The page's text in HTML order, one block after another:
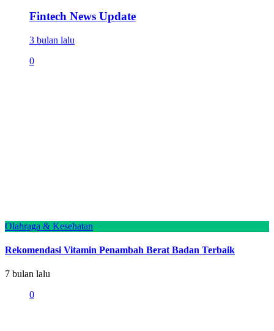
Fintech News Update
3 bulan lalu
0
Olahraga & Kesehatan
Rekomendasi Vitamin Penambah Berat Badan Terbaik
7 bulan lalu
0